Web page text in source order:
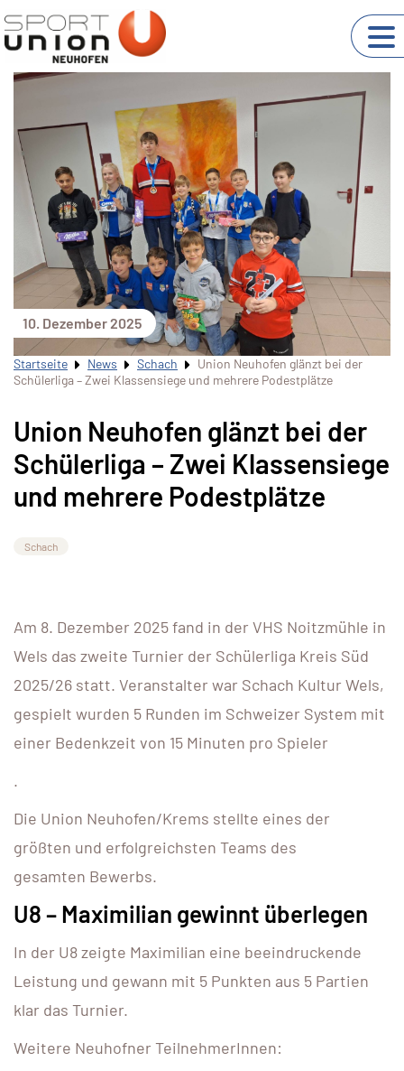
10. Dezember 2025
Startseite News Schach
Union Neuhofen glänzt bei der
Schülerliga – Zwei Klassensiege und mehrere Podestplätze
Union Neuhofen glänzt bei der
Schülerliga – Zwei Klassensiege
und mehrere Podestplätze
Schach
Am 8. Dezember 2025 fand in der VHS Noitzmühle in
Wels das zweite Turnier der Schülerliga Kreis Süd
2025/26 statt. Veranstalter war Schach Kultur Wels,
gespielt wurden 5 Runden im Schweizer System mit
einer Bedenkzeit von 15 Minuten pro Spieler
.
Die Union Neuhofen/Krems stellte eines der
größten und erfolgreichsten Teams des
gesamten Bewerbs.
U8 – Maximilian gewinnt überlegen
In der U8 zeigte Maximilian eine beeindruckende
Leistung und gewann mit 5 Punkten aus 5 Partien
klar das Turnier.
Weitere Neuhofner TeilnehmerInnen: